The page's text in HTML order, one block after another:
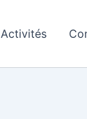
Activités